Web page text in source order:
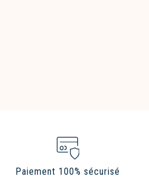
Paiement 100% sécurisé